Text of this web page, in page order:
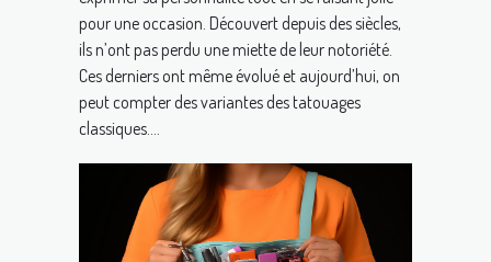
pour une occasion. Découvert depuis des siècles,
ils n’ont pas perdu une miette de leur notoriété.
Ces derniers ont même évolué et aujourd’hui, on
peut compter des variantes des tatouages
classiques....